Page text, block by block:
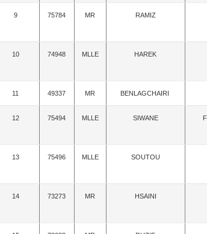
9 75784 MR RAMIZ
10 74948 MLLE HAREK
11 49337 MR BENLAGCHAIRI
12 75494 MLLE SIWANE
13 75496 MLLE SOUTOU
14 73273 MR HSAINI